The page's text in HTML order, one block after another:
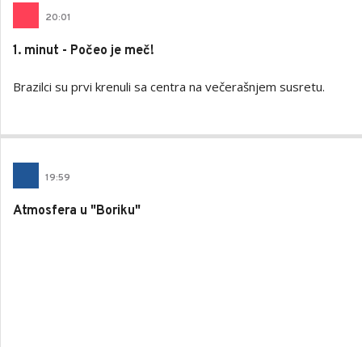
20:01
1. minut - Počeo je meč!
Brazilci su prvi krenuli sa centra na večerašnjem susretu.
19:59
Atmosfera u "Boriku"